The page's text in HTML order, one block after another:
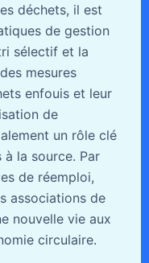
déchets, il est
de gestion
sélectif et la
mesures
enfouis et leur
de
un rôle clé
la source. Par
de réemploi,
associations de
nouvelle vie aux
circulaire.